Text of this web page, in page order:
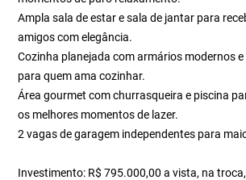
Ampla sala de estar e sala de jantar para
amigos com elegância.
Cozinha planejada com armários modernos e
para quem ama cozinhar.
Área gourmet com churrasqueira e piscina
os melhores momentos de lazer.
2 vagas de garagem independentes para
Investimento: R$ 795.000,00 a vista, na